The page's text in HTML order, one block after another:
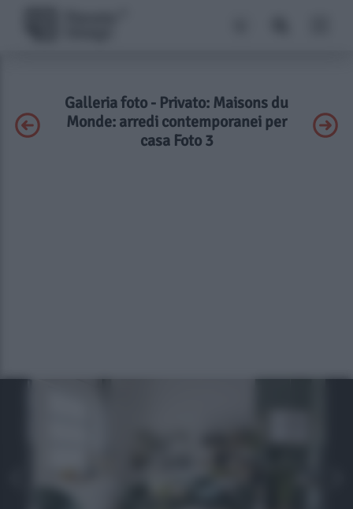
Galleria foto - Privato: Maisons du
Monde: arredi contemporanei per
casa Foto 3